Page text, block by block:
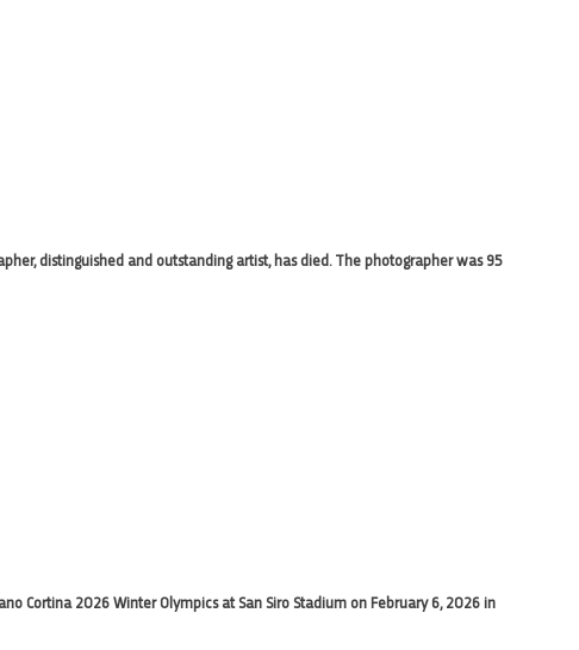
distinguished and outstanding artist, has died. The photographer was 95
Cortina 2026 Winter Olympics at San Siro Stadium on February 6, 2026 in